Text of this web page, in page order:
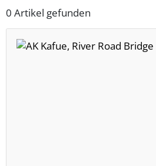
0 Artikel gefunden